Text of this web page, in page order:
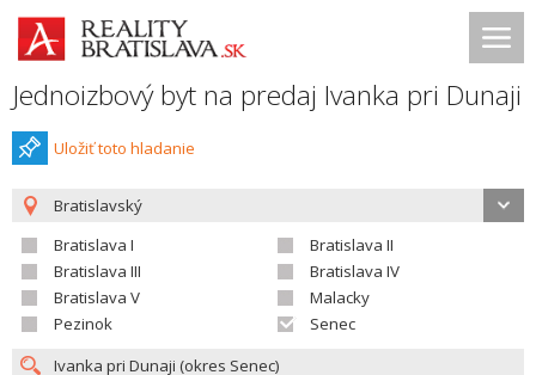
Jednoizbový byt na predaj Ivanka pri Dunaji
Uložiť toto hladanie
Bratislavský
Bratislava I
Bratislava II
Bratislava III
Bratislava IV
Bratislava V
Malacky
Pezinok
Senec